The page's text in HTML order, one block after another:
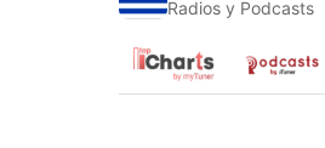
Radios y Podcasts